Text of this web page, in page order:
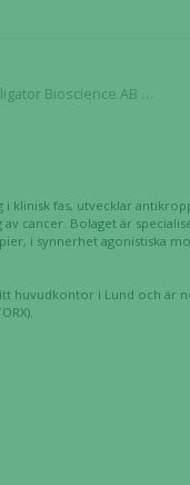
AB meddelar utfall för nyttjandet av teckningsoptioner serie TO 9
klinisk fas, utvecklar
cancer. Bolaget är
i synnerhet agonistiska
huvudkontor i Lund och är